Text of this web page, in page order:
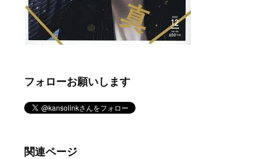
フォローお願いします
関連ページ